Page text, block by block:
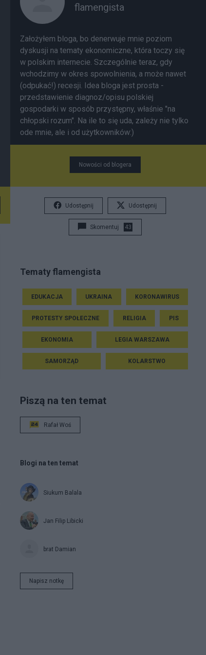
flamengista
Założyłem bloga, bo denerwuje mnie poziom
dyskusji na tematy ekonomiczne, która toczy się
w polskim internecie. Szczególnie teraz, gdy
wchodzimy w okres spowolnienia, a może nawet
(odpukać!) recesji. Idea bloga jest prosta -
przedstawienie diagnoz/opisu polskiej
gospodarki w sposób przystępny, właśnie "na
chłopski rozum". Na ile to się uda, zależy nie tylko
ode mnie, ale i od użytkowników:)
Nowości od blogera
Udostępnij Udostępnij
Skomentuj 43
Tematy flamengista
EDUKACJA UKRAINA KORONAWIRUS
PROTESTY SPOŁECZNE RELIGIA PIS
EKONOMIA LEGIA WARSZAWA
SAMORZĄD KOLARSTWO
Piszą na ten temat
Rafał Woś
Blogi na ten temat
Siukum Balala
Jan Filip Libicki
brat Damian
Napisz notkę